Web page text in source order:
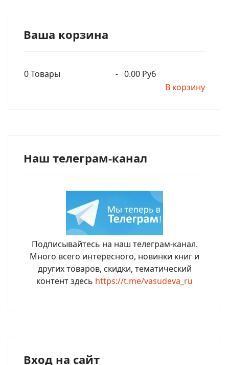
Ваша корзина
0Товары - 0.00 Руб
В корзину
Наш телеграм-канал
Подписывайтесь на наш телеграм-канал.
Много всего интересного, новинки книг и
других товаров, скидки, тематический
контент здесь https://t.me/vasudeva_ru
Вход на сайт